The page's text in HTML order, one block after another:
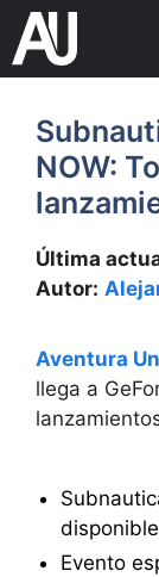
Saltar
contenido
NOW:
Última
Autor:
Aventura
llega a
Evento